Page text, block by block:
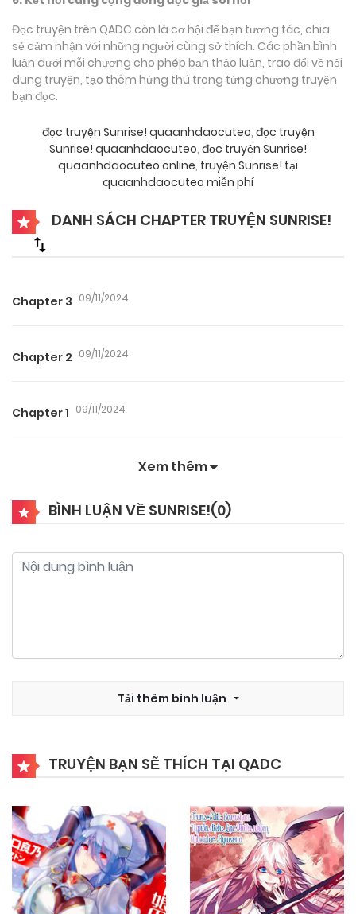
Đọc truyện trên QADC còn là cơ hội để bạn tương tác, chia
sẻ cảm nhận với những người cùng sở thích. Các phần bình
luận dưới mỗi chương cho phép bạn thảo luận, trao đổi về nội
dung truyện, tạo thêm hứng thú trong từng chương truyện
bạn đọc.
đọc truyện Sunrise! quaanhdaocuteo, đọc truyện
Sunrise! quaanhdaocuteo, đọc truyện Sunrise!
quaanhdaocuteo online, truyện Sunrise! tại
quaanhdaocuteo miễn phí
DANH SÁCH CHAPTER TRUYỆN SUNRISE!
Chapter 3 09/11/2024
Chapter 2 09/11/2024
Chapter 1 09/11/2024
Xem thêm
BÌNH LUẬN VỀ SUNRISE!(0)
Tải thêm bình luận
TRUYỆN BẠN SẼ THÍCH TẠI QADC